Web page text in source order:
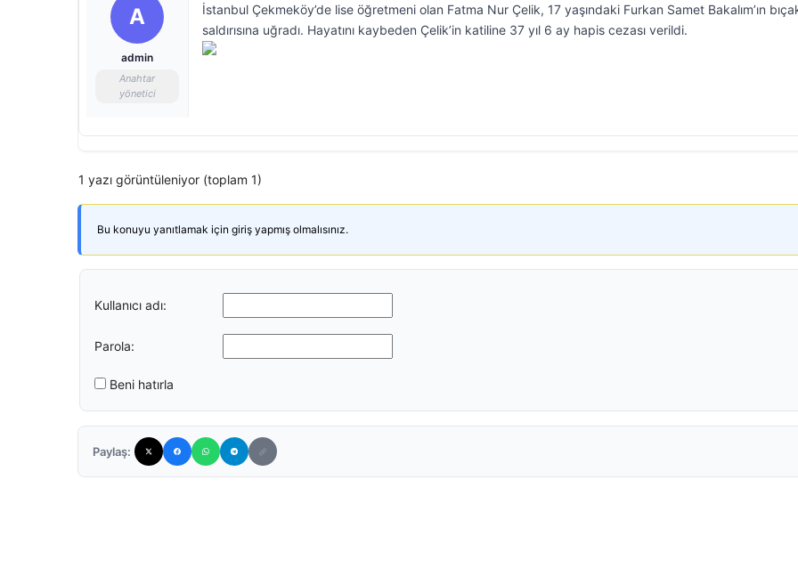
A
admin
Anahtar
yönetici
İstanbul Çekmeköy’de lise öğretmeni olan Fatma Nur Çelik, 17 yaşındaki Furkan Samet Bakalım’ın
saldırısına uğradı. Hayatını kaybeden Çelik’in katiline 37 yıl 6 ay hapis cezası verildi.
1 yazı görüntüleniyor (toplam 1)
Bu konuyu yanıtlamak için giriş yapmış olmalısınız.
Kullanıcı adı:
Parola:
Beni hatırla
Paylaş: